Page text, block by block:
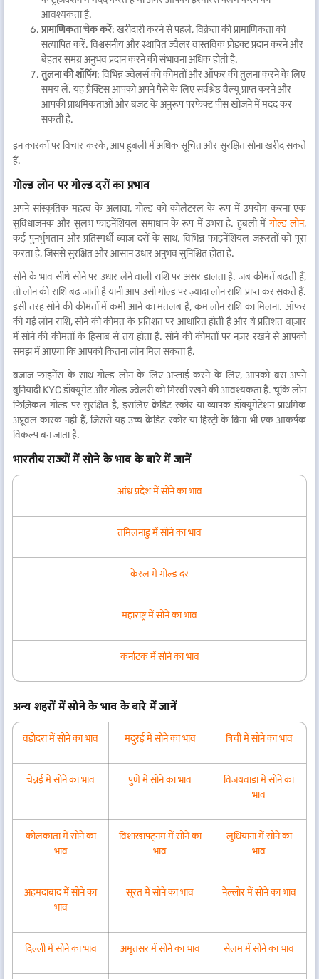
आवश्यकता है.
प्रामाणिकता चेक करें: खरीदारी करने से पहले, विक्रेता की प्रामाणिकता को
सत्यापित करें. विश्वसनीय और स्थापित ज्वैलर वास्तविक प्रोडक्ट प्रदान करने और
बेहतर समग्र अनुभव प्रदान करने की संभावना अधिक होती है.
तुलना की शॉपिंग: विभिन्न ज्वेलर्स की कीमतों और ऑफर की तुलना करने के लिए
समय लें. यह प्रैक्टिस आपको अपने पैसे के लिए सर्वश्रेष्ठ वैल्यू प्राप्त करने और
आपकी प्राथमिकताओं और बजट के अनुरूप परफेक्ट पीस खोजने में मदद कर
सकती है.
इन कारकों पर विचार करके, आप हुबली में अधिक सूचित और सुरक्षित सोना खरीद सकते
हैं.
गोल्ड लोन पर गोल्ड दरों का प्रभाव
अपने सांस्कृतिक महत्व के अलावा, गोल्ड को कोलैटरल के रूप में उपयोग करना एक
सुविधाजनक और सुलभ फाइनेंशियल समाधान के रूप में उभरा है. हुबली मेंगोल्ड लोन,
कई पुनर्भुगतान और प्रतिस्पर्धी ब्याज दरों के साथ, विभिन्न फाइनेंशियल ज़रूरतों को पूरा
करता है, जिससे सुरक्षित और आसान उधार अनुभव सुनिश्चित होता है.
सोने के भाव सीधे सोने पर उधार लेने वाली राशि पर असर डालता है. जब कीमतें बढ़ती हैं,
तो लोन की राशि बढ़ जाती है यानी आप उसी गोल्ड पर ज़्यादा लोन राशि प्राप्त कर सकते हैं.
इसी तरह सोने की कीमतों में कमी आने का मतलब है, कम लोन राशि का मिलना. ऑफर
की गई लोन राशि, सोने की कीमत के प्रतिशत पर आधारित होती है और ये प्रतिशत बाज़ार
में सोने की कीमतों के हिसाब से तय होता है. सोने की कीमतों पर नज़र रखने से आपको
समझ में आएगा कि आपको कितना लोन मिल सकता है.
बजाज फाइनेंस के साथ गोल्ड लोन के लिए अप्लाई करने के लिए, आपको बस अपने
बुनियादी KYC डॉक्यूमेंट और गोल्ड ज्वेलरी को गिरवी रखने की आवश्यकता है. चूंकि लोन
फिज़िकल गोल्ड पर सुरक्षित है, इसलिए क्रेडिट स्कोर या व्यापक डॉक्यूमेंटेशन प्राथमिक
अप्रूवल कारक नहीं हैं, जिससे यह उच्च क्रेडिट स्कोर या हिस्ट्री के बिना भी एक आकर्षक
विकल्प बन जाता है.
भारतीय राज्यों में सोने के भाव के बारे में जानें
आंध्र प्रदेश में सोने का भाव
तमिलनाडु में सोने का भाव
केरल में गोल्ड दर
महाराष्ट्र में सोने का भाव
कर्नाटक में सोने का भाव
अन्य शहरों में सोने के भाव के बारे में जानें
वडोदरा में सोने का भाव मदुरई में सोने का भाव त्रिची में सोने का भाव
चेन्नई में सोने का भाव पुणे में सोने का भाव
विजयवाड़ा में सोने का
भाव
कोलकाता में सोने का
भाव
विशाखापट्नम में सोने का
भाव
लुधियाना में सोने का
भाव
अहमदाबाद में सोने का
भाव
सूरत में सोने का भाव नेल्लोर में सोने का भाव
दिल्ली में सोने का भाव अमृतसर में सोने का भाव सेलम में सोने का भाव